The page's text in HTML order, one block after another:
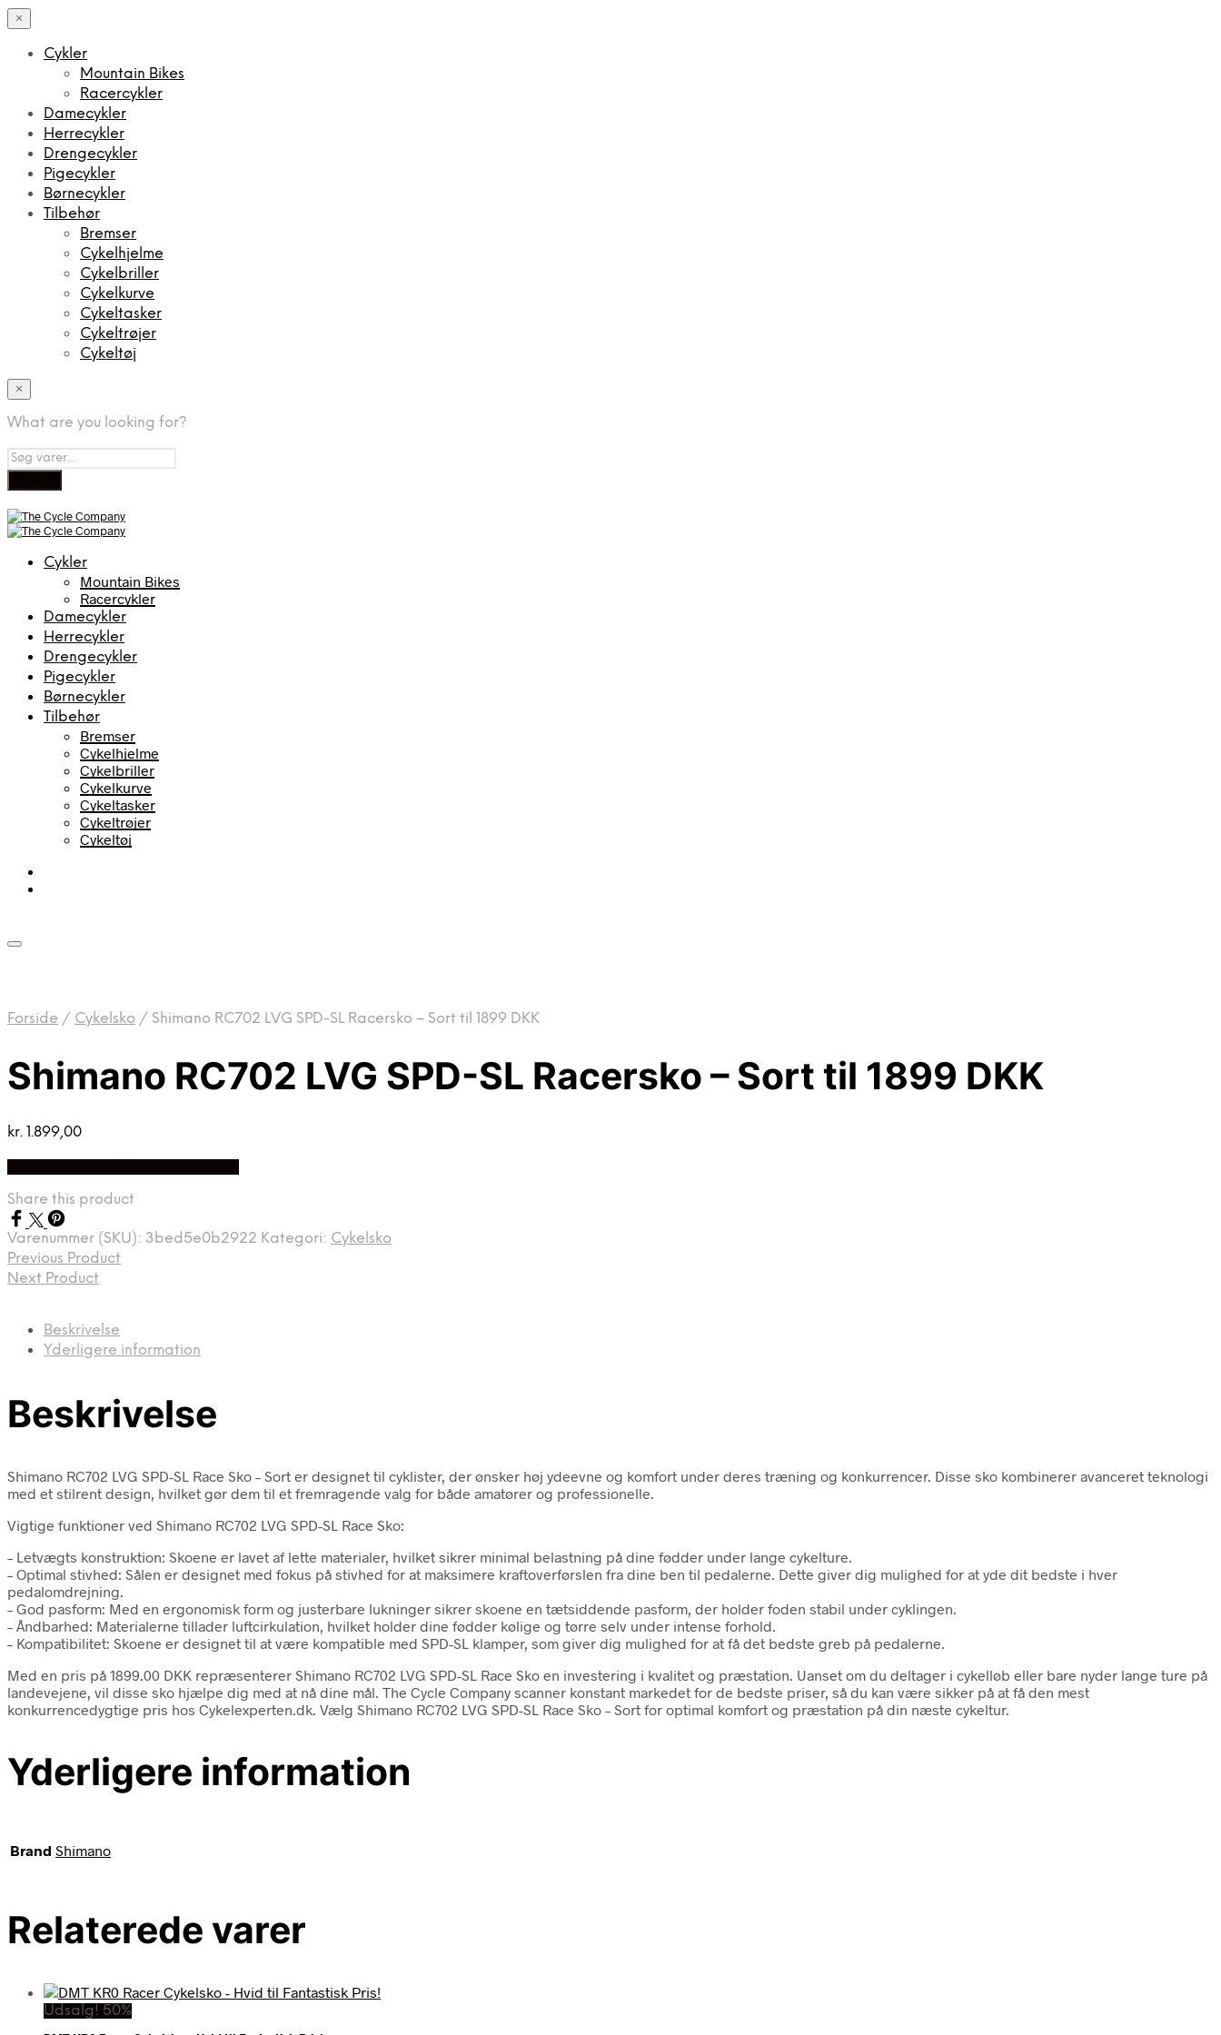
×
Cykler
Mountain Bikes
Racercykler
Damecykler
Herrecykler
Drengecykler
Pigecykler
Børnecykler
Tilbehør
Bremser
Cykelhjelme
Cykelbriller
Cykelkurve
Cykeltasker
Cykeltrøjer
Cykeltøj
×
What are you looking for?
Cykler
Mountain Bikes
Racercykler
Damecykler
Herrecykler
Drengecykler
Pigecykler
Børnecykler
Tilbehør
Bremser
Cykelhjelme
Cykelbriller
Cykelkurve
Cykeltasker
Cykeltrøjer
Cykeltøj
Forside / Cykelsko / Shimano RC702 LVG SPD-SL Racersko – Sort til 1899 DKK
Shimano RC702 LVG SPD-SL Racersko – Sort til 1899 DKK
kr. 1.899,00
Share this product
Varenummer (SKU): 3bed5e0b2922 Kategori: Cykelsko
Previous Product
Next Product
Beskrivelse
Yderligere information
Beskrivelse
Shimano RC702 LVG SPD-SL Race Sko – Sort er designet til cyklister, der ønsker høj ydeevne og komfort under deres træning og konkurrencer. Disse sko kombinerer avanceret teknologi
med et stilrent design, hvilket gør dem til et fremragende valg for både amatører og professionelle.
Vigtige funktioner ved Shimano RC702 LVG SPD-SL Race Sko:
– Letvægts konstruktion: Skoene er lavet af lette materialer, hvilket sikrer minimal belastning på dine fødder under lange cykelture.
– Optimal stivhed: Sålen er designet med fokus på stivhed for at maksimere kraftoverførslen fra dine ben til pedalerne. Dette giver dig mulighed for at yde dit bedste i hver
pedalomdrejning.
– God pasform: Med en ergonomisk form og justerbare lukninger sikrer skoene en tætsiddende pasform, der holder foden stabil under cyklingen.
– Åndbarhed: Materialerne tillader luftcirkulation, hvilket holder dine fødder kølige og tørre selv under intense forhold.
– Kompatibilitet: Skoene er designet til at være kompatible med SPD-SL klamper, som giver dig mulighed for at få det bedste greb på pedalerne.
Med en pris på 1899.00 DKK repræsenterer Shimano RC702 LVG SPD-SL Race Sko en investering i kvalitet og præstation. Uanset om du deltager i cykelløb eller bare nyder lange ture på
landevejene, vil disse sko hjælpe dig med at nå dine mål. The Cycle Company scanner konstant markedet for de bedste priser, så du kan være sikker på at få den mest
konkurrencedygtige pris hos Cykelexperten.dk. Vælg Shimano RC702 LVG SPD-SL Race Sko – Sort for optimal komfort og præstation på din næste cykeltur.
Yderligere information
Brand Shimano
Relaterede varer
Udsalg! 50%